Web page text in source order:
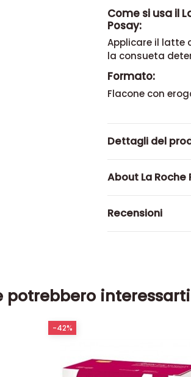
Come si usa il
Posay:
Applicare il latte
la consueta
Formato:
Flacone con
Dettagli del
About La Roche
Recensioni
interessarti
-42%